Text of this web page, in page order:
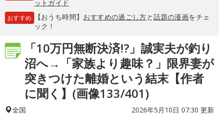
ットガイド
おすすめ 【おうち時間】 おすすめの過ごし方と話題の漫画をチェ
ック！
「10万円無断決済!?」誠実夫が釣り
沼へ→「家族より趣味？」限界妻が
突きつけた離婚という結末【作者
に聞く】(画像133/401)
全国 2026年5月10日 07:30 更新